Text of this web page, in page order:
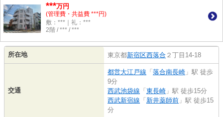
***万円
(管理費・共益費 ***円)
敷：***｜礼：***
2階 / *** / ***
所在地 東京都新宿区西落合 ２丁目14-18
交通
都営大江戸線 「 落合南長崎 」駅 徒歩
9分
西武池袋線 「 東長崎 」駅 徒歩15分
西武新宿線 「 新井薬師前 」駅 徒歩15
分